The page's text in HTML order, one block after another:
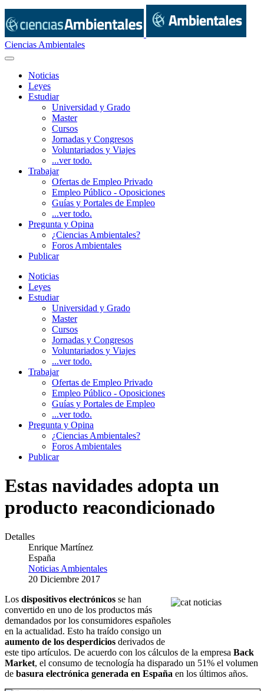
Ciencias Ambientales
Noticias
Leyes
Estudiar
Universidad y Grado
Master
Cursos
Jornadas y Congresos
Voluntariados y Viajes
...ver todo.
Trabajar
Ofertas de Empleo Privado
Empleo Público - Oposiciones
Guías y Portales de Empleo
...ver todo.
Pregunta y Opina
¿Ciencias Ambientales?
Foros Ambientales
Publicar
Noticias
Leyes
Estudiar
Universidad y Grado
Master
Cursos
Jornadas y Congresos
Voluntariados y Viajes
...ver todo.
Trabajar
Ofertas de Empleo Privado
Empleo Público - Oposiciones
Guías y Portales de Empleo
...ver todo.
Pregunta y Opina
¿Ciencias Ambientales?
Foros Ambientales
Publicar
Estas navidades adopta un
producto reacondicionado
Detalles
Enrique Martínez
España
Noticias Ambientales
20 Diciembre 2017
Los dispositivos electrónicos se han
convertido en uno de los productos más
demandados por los consumidores españoles
en la actualidad. Esto ha traído consigo un
aumento de los desperdicios derivados de
este tipo artículos. De acuerdo con los cálculos de la empresa Back
Market, el consumo de tecnología ha disparado un 51% el volumen
de basura electrónica generada en España en los últimos años.